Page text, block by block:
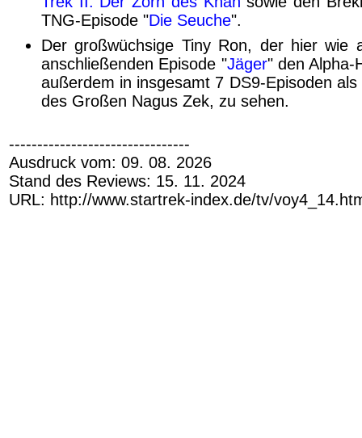
TNG-Episode "Die Seuche".
Der großwüchsige Tiny Ron, der hier wie
anschließenden Episode "Jäger" den Alpha-
außerdem in insgesamt 7 DS9-Episoden
des Großen Nagus Zek, zu sehen.
--------------------------------
Ausdruck vom: 09. 08. 2026
Stand des Reviews: 15. 11. 2024
URL: http://www.startrek-index.de/tv/